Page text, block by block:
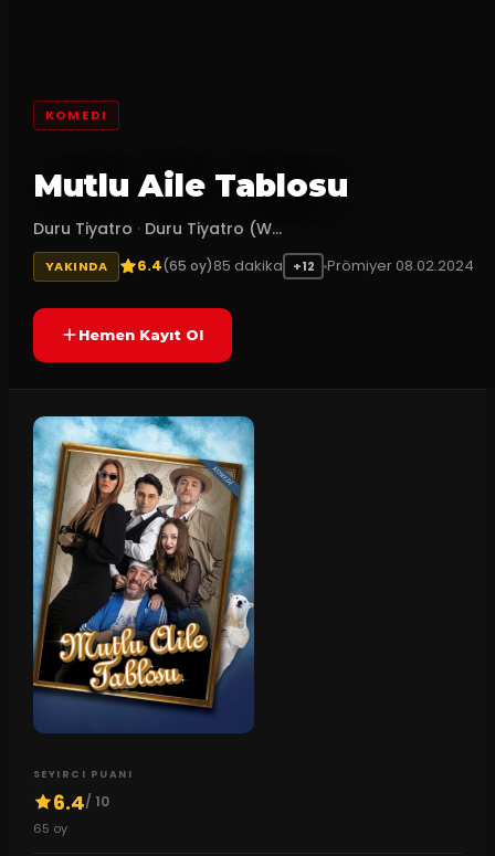
KOMEDI
Mutlu Aile Tablosu
Duru Tiyatro · Duru Tiyatro (W...
YAKINDA 6.4(65 oy)85 dakika +12 Prömiyer 08.02.2024
Hemen Kayıt Ol
SEYIRCI PUANI
6.4/ 10
65 oy